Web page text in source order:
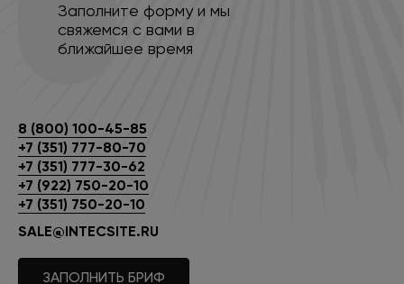
Заполните форму и мы
свяжемся с вами в
ближайшее время
8 (800) 100-45-85
+7 (351) 777-80-70
+7 (351) 777-30-62
+7 (922) 750-20-10
+7 (351) 750-20-10
SALE@INTECSITE.RU
ЗАПОЛНИТЬ БРИФ